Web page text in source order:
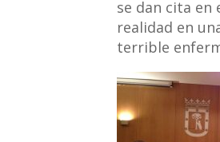
se dan cita en
realidad en
terrible